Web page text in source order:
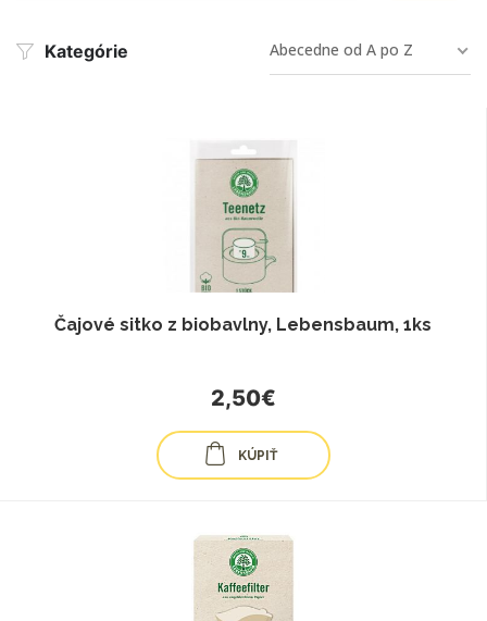
Kategórie Abecedne od A po Z
Čajové sitko z biobavlny, Lebensbaum, 1ks
2,50€
KÚPIŤ